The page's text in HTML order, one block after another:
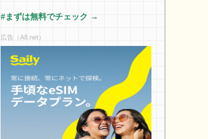
#まずは無料でチェック →
広告（A8.net）